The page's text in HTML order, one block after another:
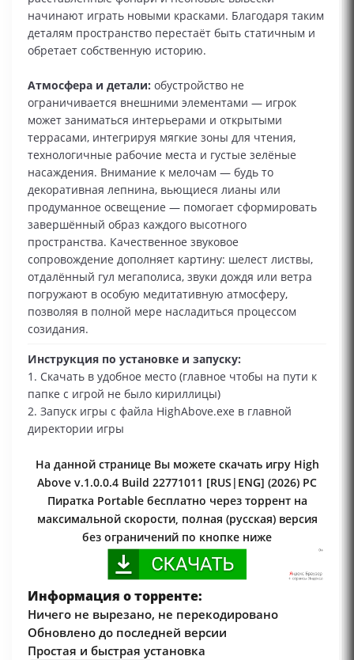
начинают играть новыми красками. Благодаря таким
деталям пространство перестаёт быть статичным и
обретает собственную историю.
Атмосфера и детали: обустройство не
ограничивается внешними элементами — игрок
может заниматься интерьерами и открытыми
террасами, интегрируя мягкие зоны для чтения,
технологичные рабочие места и густые зелёные
насаждения. Внимание к мелочам — будь то
декоративная лепнина, вьющиеся лианы или
продуманное освещение — помогает сформировать
завершённый образ каждого высотного
пространства. Качественное звуковое
сопровождение дополняет картину: шелест листвы,
отдалённый гул мегаполиса, звуки дождя или ветра
погружают в особую медитативную атмосферу,
позволяя в полной мере насладиться процессом
созидания.
Инструкция по установке и запуску:
1. Скачать в удобное место (главное чтобы на пути к
папке с игрой не было кириллицы)
2. Запуск игры с файла HighAbove.exe в главной
директории игры
На данной странице Вы можете скачать игру High
Above v.1.0.0.4 Build 22771011 [RUS|ENG] (2026) PC
Пиратка Portable бесплатно через торрент на
максимальной скорости, полная (русская) версия
без ограничений по кнопке ниже
Информация о торренте:
Ничего не вырезано, не перекодировано
Обновлено до последней версии
Простая и быстрая установка